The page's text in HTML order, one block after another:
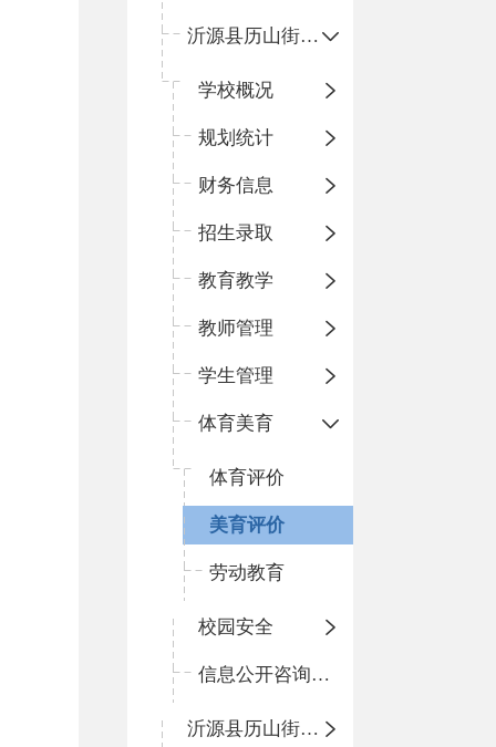
沂源县历山街道办事处荆山路小学
学校概况
规划统计
财务信息
招生录取
教育教学
教师管理
学生管理
体育美育
体育评价
美育评价
劳动教育
校园安全
信息公开咨询指南
沂源县历山街道办事处鲁山路小学